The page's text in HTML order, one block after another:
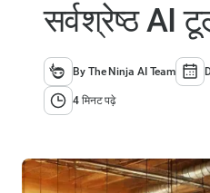
सर्वश्रेष्ठ AI
By The Ninja AI Team
4 मिनट पढ़े